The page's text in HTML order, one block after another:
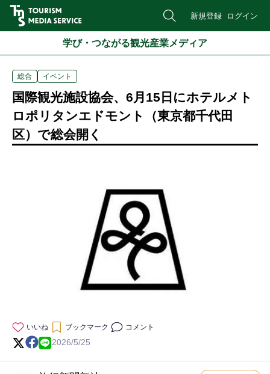
新規登録 ログイン
学び・つながる観光産業メディア
総合 イベント
国際観光施設協会、6月15日にホテルメト
ロポリタンエドモント（東京都千代田
区）で総会開く
いいね ブックマーク コメント
2026/5/25